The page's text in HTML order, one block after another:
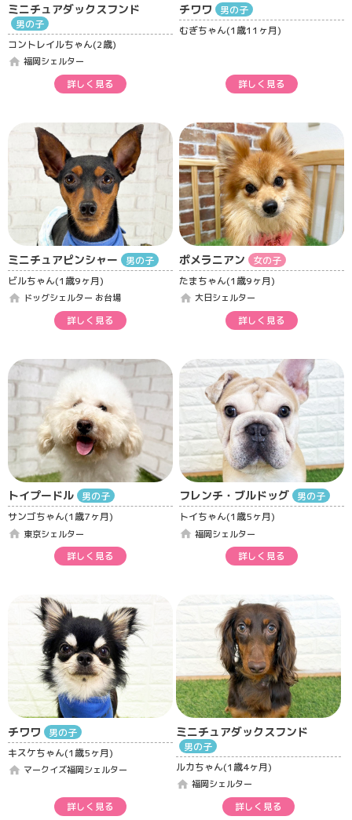
ミニチュアダックスフンド
男の子
コントレイルちゃん(2歳)
home 福岡シェルター
詳しく見る
チワワ
男の子
むぎちゃん(1歳11ヶ月)
詳しく見る
ミニチュアピンシャー
男の子
ビルちゃん(1歳9ヶ月)
home ドッグシェルター お台場
詳しく見る
ポメラニアン
女の子
たまちゃん(1歳9ヶ月)
home 大日シェルター
詳しく見る
トイプードル
男の子
サンゴちゃん(1歳7ヶ月)
home 東京シェルター
詳しく見る
フレンチ・ブルドッグ
男の子
トイちゃん(1歳5ヶ月)
home 福岡シェルター
詳しく見る
チワワ
男の子
キスケちゃん(1歳5ヶ月)
home マークイズ福岡シェルター
詳しく見る
ミニチュアダックスフンド
男の子
ルカちゃん(1歳4ヶ月)
home 福岡シェルター
詳しく見る